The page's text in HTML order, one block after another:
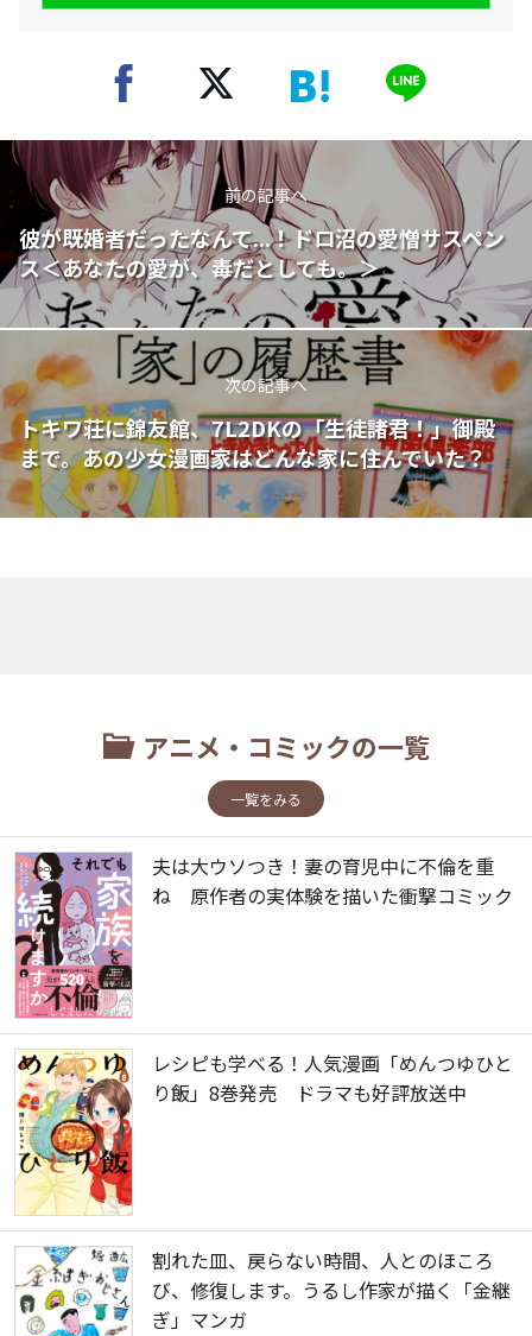
前の記事へ
彼が既婚者だったなんて...！ドロ沼の愛憎サスペン
ス＜あなたの愛が、毒だとしても。＞
次の記事へ
トキワ荘に錦友館、7L2DKの「生徒諸君！」御殿
まで。あの少女漫画家はどんな家に住んでいた？
アニメ・コミックの一覧
一覧をみる
夫は大ウソつき！妻の育児中に不倫を重
ね 原作者の実体験を描いた衝撃コミック
レシピも学べる！人気漫画「めんつゆひと
り飯」8巻発売 ドラマも好評放送中
割れた皿、戻らない時間、人とのほころ
び、修復します。うるし作家が描く「金継
ぎ」マンガ